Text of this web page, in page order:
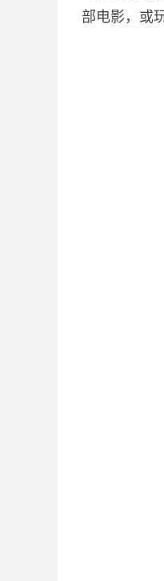
部电影，或